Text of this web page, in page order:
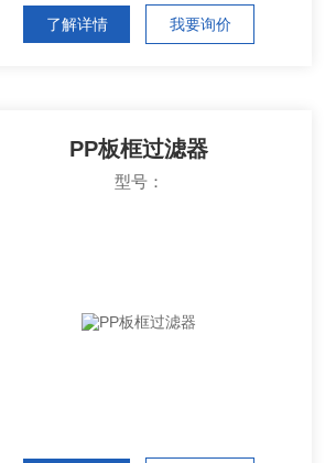
了解详情 我要询价
PP板框过滤器
型号：